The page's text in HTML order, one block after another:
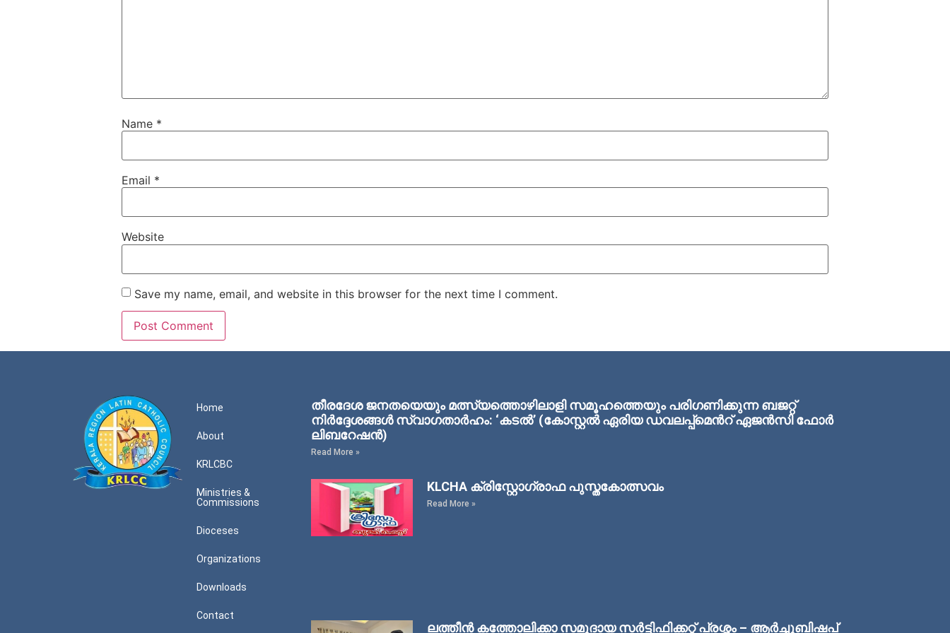
Name *
Email *
Website
Save my name, email, and website in this browser for the next time I comment.
Home
About
KRLCBC
Ministries &
Commissions
Dioceses
Organizations
Downloads
Contact
തീരദേശ ജനതയെയും മത്സ്യത്തൊഴിലാളി സമൂഹത്തെയും പരിഗണിക്കുന്ന ബജറ്റ്
നിര്‍ദ്ദേശങ്ങള്‍ സ്വാഗതാര്‍ഹം: ‘കടല്‍’ (കോസ്റ്റല്‍ ഏരിയ ഡവലപ്പ്മെന്‍റ് ഏജന്‍സി ഫോര്‍
ലിബറേഷന്‍)
Read More »
KLCHA ക്രിസ്റ്റോഗ്രാഫ പുസ്തകോത്സവം
Read More »
ലത്തീൻ കത്തോലിക്കാ സമുദായ സർട്ടിഫിക്കറ്റ് പ്രശ്നം – ആർച്ചുബിഷപ്